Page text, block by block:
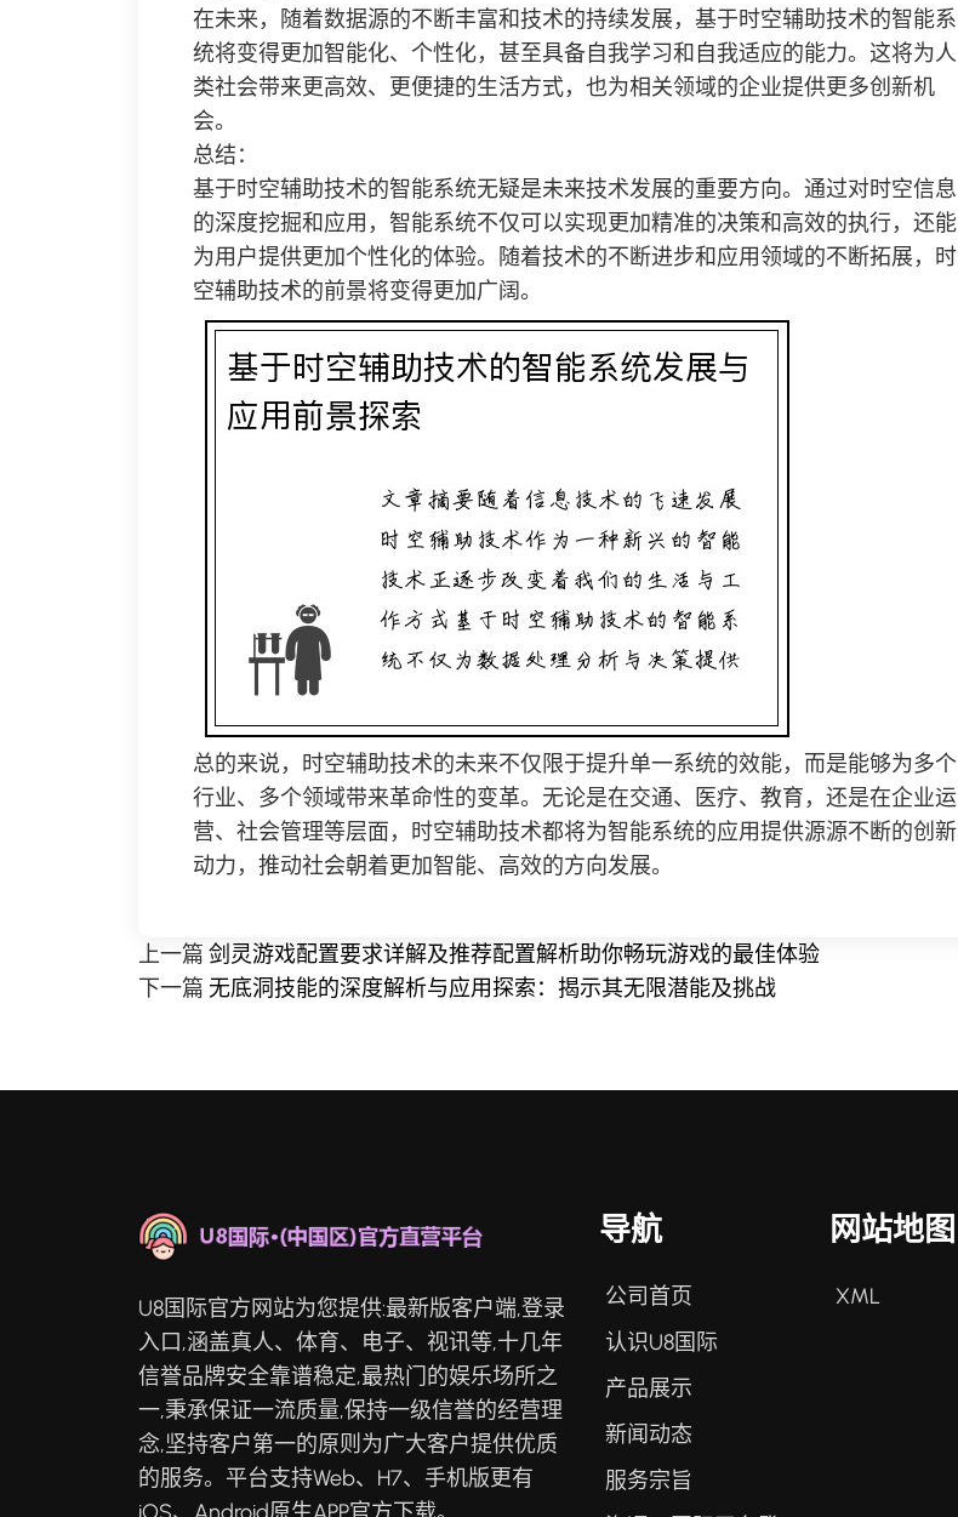
在未来，随着数据源的不断丰富和技术的持续发展，基于时空辅助技术的智能系
统将变得更加智能化、个性化，甚至具备自我学习和自我适应的能力。这将为人
类社会带来更高效、更便捷的生活方式，也为相关领域的企业提供更多创新机
会。
总结：
基于时空辅助技术的智能系统无疑是未来技术发展的重要方向。通过对时空信息
的深度挖掘和应用，智能系统不仅可以实现更加精准的决策和高效的执行，还能
为用户提供更加个性化的体验。随着技术的不断进步和应用领域的不断拓展，时
空辅助技术的前景将变得更加广阔。
总的来说，时空辅助技术的未来不仅限于提升单一系统的效能，而是能够为多个
行业、多个领域带来革命性的变革。无论是在交通、医疗、教育，还是在企业运
营、社会管理等层面，时空辅助技术都将为智能系统的应用提供源源不断的创新
动力，推动社会朝着更加智能、高效的方向发展。
上一篇 剑灵游戏配置要求详解及推荐配置解析助你畅玩游戏的最佳体验
下一篇 无底洞技能的深度解析与应用探索：揭示其无限潜能及挑战
U8国际官方网站为您提供:最新版客户端,登录
入口,涵盖真人、体育、电子、视讯等,十几年
信誉品牌安全靠谱稳定,最热门的娱乐场所之
一,秉承保证一流质量,保持一级信誉的经营理
念,坚持客户第一的原则为广大客户提供优质
的服务。平台支持Web、H7、手机版更有
导航
公司首页
认识U8国际
产品展示
新闻动态
服务宗旨
网站地图
XML